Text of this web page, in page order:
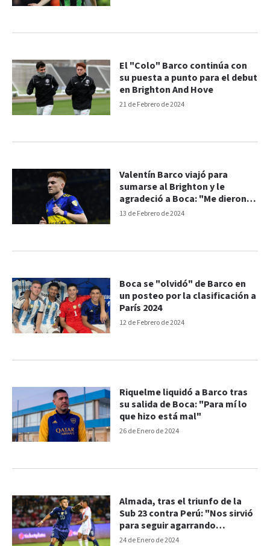
21 de Febrero de 2024
El "Colo" Barco continúa con
su puesta a punto para el debut
en Brighton And Hove
13 de Febrero de 2024
Valentín Barco viajó para
sumarse al Brighton y le
agradeció a Boca: "Me dieron
todo"
12 de Febrero de 2024
Boca se "olvidó" de Barco en
un posteo por la clasificación a
París 2024
26 de Enero de 2024
Riquelme liquidó a Barco tras
su salida de Boca: "Para mí lo
que hizo está mal"
24 de Enero de 2024
Almada, tras el triunfo de la
Sub 23 contra Perú: "Nos sirvió
para seguir agarrando
confianza"